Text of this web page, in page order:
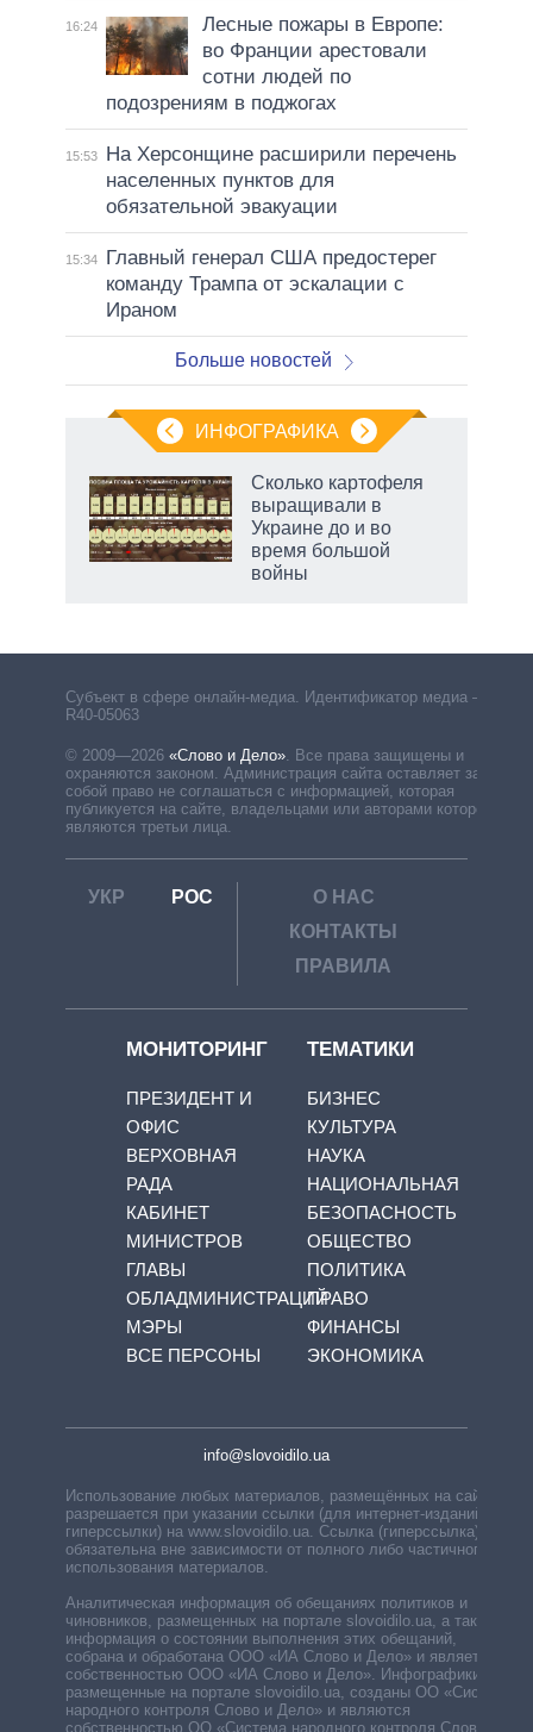
16:24
Лесные пожары в Европе:
во Франции арестовали
сотни людей по
подозрениям в поджогах
15:53
На Херсонщине расширили перечень
населенных пунктов для
обязательной эвакуации
15:34
Главный генерал США предостерег
команду Трампа от эскалации с
Ираном
Больше новостей
ИНФОГРАФИКА
Сколько картофеля
выращивали в
Украине до и во
время большой
войны
Субъект в сфере онлайн-медиа. Идентификатор медиа –
R40-05063
© 2009—2026 «Слово и Дело»
Все права защищены и
охраняются законом. Администрация сайта оставляет за
собой право не соглашаться с информацией, которая
публикуется на сайте, владельцами или авторами которой
являются третьи лица.
УКР РОС
О НАС
КОНТАКТЫ
ПРАВИЛА
МОНИТОРИНГ
ПРЕЗИДЕНТ И
ОФИС
ВЕРХОВНАЯ
РАДА
КАБИНЕТ
МИНИСТРОВ
ГЛАВЫ
ОБЛАДМИНИСТРАЦИЙ
МЭРЫ
ВСЕ ПЕРСОНЫ
ТЕМАТИКИ
БИЗНЕС
КУЛЬТУРА
НАУКА
НАЦИОНАЛЬНАЯ
БЕЗОПАСНОСТЬ
ОБЩЕСТВО
ПОЛИТИКА
ПРАВО
ФИНАНСЫ
ЭКОНОМИКА
info@slovoidilo.ua
Использование любых материалов, размещённых на сайте,
разрешается при указании ссылки (для интернет-изданий —
гиперссылки) на www.slovoidilo.ua. Ссылка (гиперссылка)
обязательна вне зависимости от полного либо частичного
использования материалов.
Аналитическая информация об обещаниях политиков и
чиновников, размещенных на портале slovoidilo.ua, а также
информация о состоянии выполнения этих обещаний,
собрана и обработана ООО «ИА Слово и Дело» и является
собственностью ООО «ИА Слово и Дело». Инфографики,
размещенные на портале slovoidilo.ua, созданы ОО «Система
народного контроля Слово и Дело» и являются
собственностью ОО «Система народного контроля Слово и